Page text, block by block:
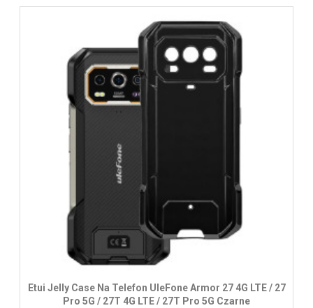
Etui Jelly Case Na Telefon UleFone Armor 27 4G LTE / 27
Pro 5G / 27T 4G LTE / 27T Pro 5G Czarne